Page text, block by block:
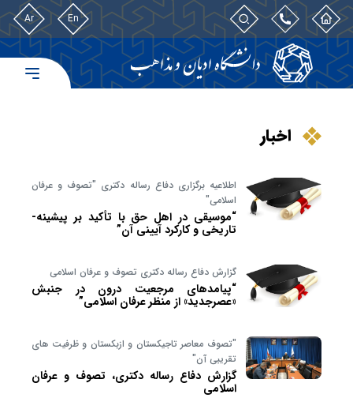
En
Ar
اخبار
اطلاعیه برگزاری دفاع رساله دکتری "تصوف و عرفان
اسلامی"
“موسیقی در اهل حق با تأکید بر پیشینه-
تاریخی و کارکرد آیینی آن”
گزارش دفاع رساله دکتری تصوف و عرفان اسلامی
“پیامدهای مرجعیت درون در جنبش
«عصرجدید» از منظر عرفان اسلامی”
"تصوف معاصر تاجیکستان و ازبکستان و ظرفیت های
تقریبی آن"
گزارش دفاع رساله دکتری، تصوف و عرفان
اسلامی